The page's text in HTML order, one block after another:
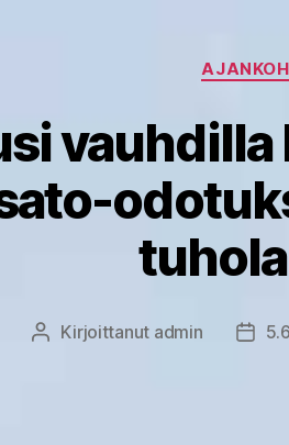
Kirjoittaja
Kirjoittanut admin